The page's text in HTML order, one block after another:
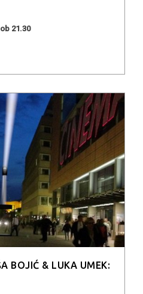
21.30
BOJIĆ & LUKA UMEK: